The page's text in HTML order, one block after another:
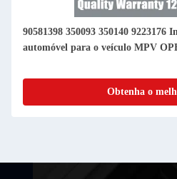
90581398 350093 350140 9223176
automóvel para o veículo MPV
Obtenha o